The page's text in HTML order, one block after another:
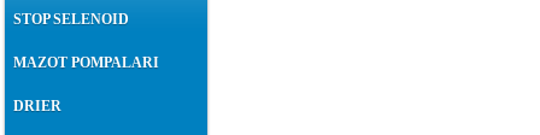
STOP SELENOID
MAZOT POMPALARI
DRIER